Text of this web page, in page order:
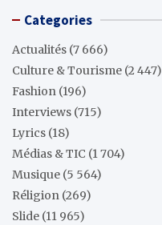
Categories
Actualités (7 666)
Culture & Tourisme (2 447)
Fashion (196)
Interviews (715)
Lyrics (18)
Médias & TIC (1 704)
Musique (5 564)
Réligion (269)
Slide (11 965)